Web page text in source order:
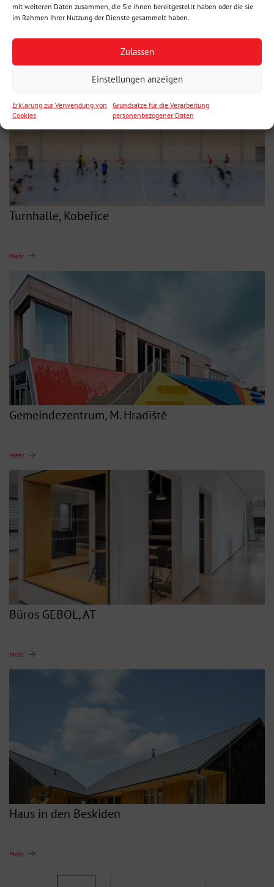
mit weiteren Daten zusammen, die Sie ihnen bereitgestellt haben oder die sie
im Rahmen Ihrer Nutzung der Dienste gesammelt haben.
Zulassen
Einstellungen anzeigen
Erklärung zur Verwendung von
Cookies
Grundsätze für die Verarbeitung
personenbezogener Daten
Einfamilienhaus. CZ – Modré hory
Turnhalle, Kobeřice
Mehr
Gemeindezentrum, M. Hradiště
Mehr
Büros GEBOL, AT
Mehr
Haus in den Beskiden
Mehr